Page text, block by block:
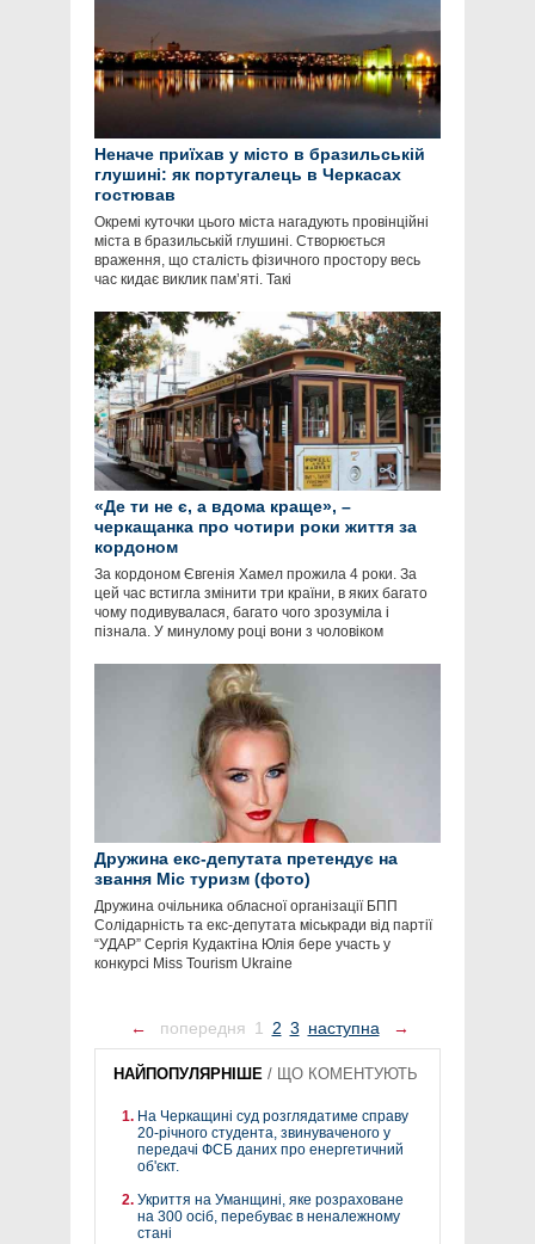
Неначе приїхав у місто в бразильській
глушині: як португалець в Черкасах
гостював
Окремі куточки цього міста нагадують провінційні
міста в бразильській глушині. Створюється
враження, що сталість фізичного простору весь
час кидає виклик пам’яті. Такі
«Де ти не є, а вдома краще», –
черкащанка про чотири роки життя за
кордоном
За кордоном Євгенія Хамел прожила 4 роки. За
цей час встигла змінити три країни, в яких багато
чому подивувалася, багато чого зрозуміла і
пізнала. У минулому році вони з чоловіком
Дружина екс-депутата претендує на
звання Міс туризм (фото)
Дружина очільника обласної організації БПП
Солідарність та екс-депутата міськради від партії
“УДАР” Сергія Кудактіна Юлія бере участь у
конкурсі Miss Tourism Ukraine
← попередня 1 2 3 наступна →
НАЙПОПУЛЯРНІШЕ / ЩО КОМЕНТУЮТЬ
На Черкащині суд розглядатиме справу
20-річного студента, звинуваченого у
передачі ФСБ даних про енергетичний
об'єкт.
Укриття на Уманщині, яке розраховане
на 300 осіб, перебуває в неналежному
стані